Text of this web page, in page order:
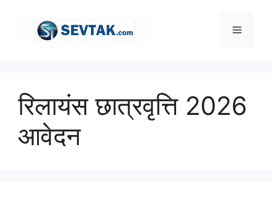
Menu
रिलायंस छात्रवृत्ति 2026
आवेदन